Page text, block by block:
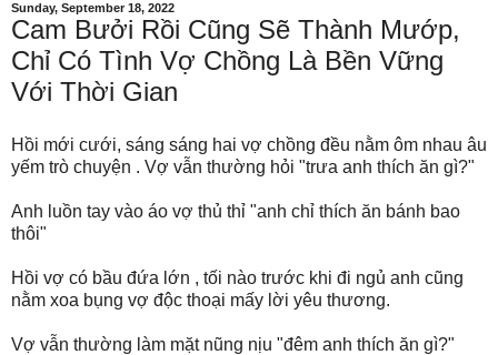
Sunday, September 18, 2022
Cam Bưởi Rồi Cũng Sẽ Thành Mướp,
Chỉ Có Tình Vợ Chồng Là Bền Vững
Với Thời Gian
Hồi mới cưới, sáng sáng hai vợ chồng đều nằm ôm nhau âu
yếm trò chuyện . Vợ vẫn thường hỏi "trưa anh thích ăn gì?"
Anh luồn tay vào áo vợ thủ thỉ "anh chỉ thích ăn bánh bao
thôi"
Hồi vợ có bầu đứa lớn , tối nào trước khi đi ngủ anh cũng
nằm xoa bụng vợ độc thoại mấy lời yêu thương.
Vợ vẫn thường làm mặt nũng nịu "đêm anh thích ăn gì?"